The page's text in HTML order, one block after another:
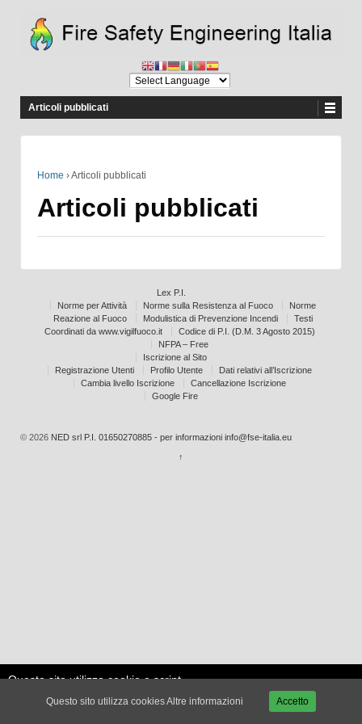
Articoli pubblicati
Home ›Articoli pubblicati
Articoli pubblicati
Lex P.I.
Norme per Attività
Norme sulla Resistenza al Fuoco
Norme
Reazione al Fuoco
Modulistica di Prevenzione Incendi
Testi
Coordinati da www.vigilfuoco.it
Codice di P.I. (D.M. 3 Agosto 2015)
NFPA – Free
Iscrizione al Sito
Registrazione Utenti
Profilo Utente
Dati relativi all’Iscrizione
Cambia livello Iscrizione
Cancellazione Iscrizione
Google Fire
© 2026 NED srl P.I. 01650270885 - per informazioni info@fse-italia.eu
↑
Questo sito utilizza cookie e script
esperienza.
impostazioni
Accetta
Questo sito utilizza cookiesAltre informazioni Accetto